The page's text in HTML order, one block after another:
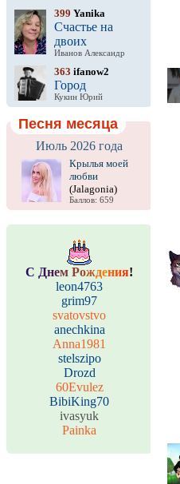
399 Yanika
Счастье на
двоих
Иванов Александр
363 ifanow2
Город
Кукин Юрий
Песня месяца
Июль 2026 года
Крылья моей
любви
(Jalagonia)
Баллов: 659
С Днем Рождения!
leon4763
grim97
svatovstvo
anechkina
Anna1981
stelszipo
Drozd
60Evulez
BibiKing70
ivasyuk
Painka